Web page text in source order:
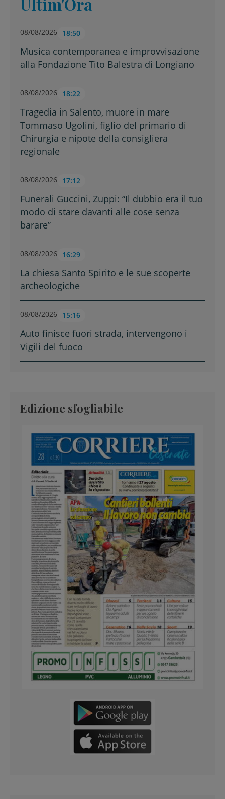
08/08/2026 18:50
Musica contemporanea e improvvisazione
alla Fondazione Tito Balestra di Longiano
08/08/2026 18:22
Tragedia in Salento, muore in mare
Tommaso Ugolini, figlio del primario di
Chirurgia e nipote della consigliera
regionale
08/08/2026 17:12
Funerali Guccini, Zuppi: “Il dubbio era il tuo
modo di stare davanti alle cose senza
barare”
08/08/2026 16:29
La chiesa Santo Spirito e le sue scoperte
archeologiche
08/08/2026 15:16
Auto finisce fuori strada, intervengono i
Vigili del fuoco
Edizione sfogliabile